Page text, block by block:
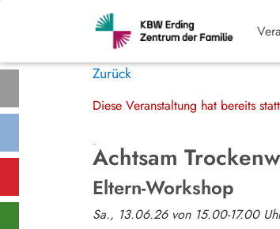
Zurück
Diese Veranstaltung hat bereits
Achtsam
Eltern-Workshop
Sa., 13.06.26 von 15.00-17.00